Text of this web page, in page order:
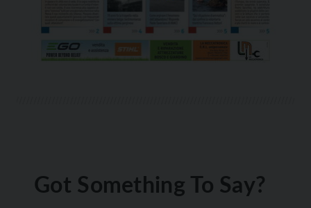
Got Something To Say?